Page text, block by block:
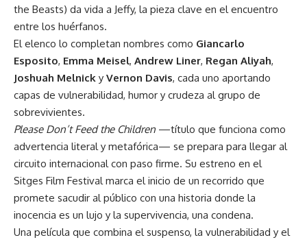
the Beasts) da vida a Jeffy, la pieza clave en el encuentro
entre los huérfanos.
El elenco lo completan nombres como Giancarlo
Esposito, Emma Meisel, Andrew Liner, Regan Aliyah,
Joshuah Melnick y Vernon Davis, cada uno aportando
capas de vulnerabilidad, humor y crudeza al grupo de
sobrevivientes.
Please Don’t Feed the Children —título que funciona como
advertencia literal y metafórica— se prepara para llegar al
circuito internacional con paso firme. Su estreno en el
Sitges Film Festival marca el inicio de un recorrido que
promete sacudir al público con una historia donde la
inocencia es un lujo y la supervivencia, una condena.
Una película que combina el suspenso, la vulnerabilidad y el